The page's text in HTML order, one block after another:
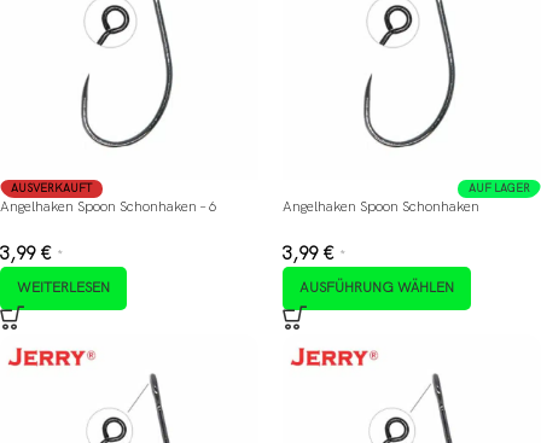
AUSVERKAUFT
Angelhaken Spoon Schonhaken – 6
3,99 € *
WEITERLESEN
AUF LAGER
Angelhaken Spoon Schonhaken
3,99 € *
AUSFÜHRUNG WÄHLEN